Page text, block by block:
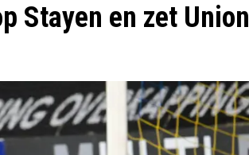
Stayen en zet Union